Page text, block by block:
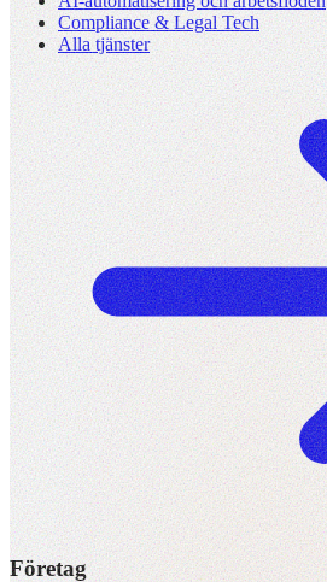
Compliance & Legal Tech
Alla tjänster
Företag